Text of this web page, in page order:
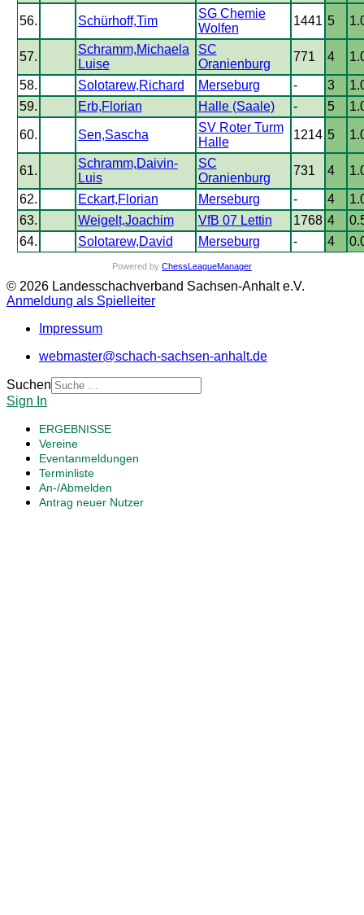
56. Schürhoff,Tim
SG Chemie
Wolfen
1441 5
57.
Schramm,Michaela
Luise
SC
Oranienburg
771 4
58. Solotarew,Richard Merseburg - 3
59.
Erb,Florian Halle (Saale) - 5
60. Sen,Sascha
SV Roter Turm
Halle
1214 5
61.
Schramm,Daivin-
Luis
SC
Oranienburg
731 4
62. Eckart,Florian Merseburg - 4
63.
Weigelt,Joachim VfB 07 Lettin 1768 4
64.
Solotarew,David Merseburg - 4
Powered by ChessLeagueManager
© 2026 Landesschachverband Sachsen-Anhalt e.V.
Anmeldung als Spielleiter
Impressum
webmaster@schach-sachsen-anhalt.de
Suchen
Sign In
ERGEBNISSE
Vereine
Eventanmeldungen
Terminliste
An-/Abmelden
Antrag neuer Nutzer